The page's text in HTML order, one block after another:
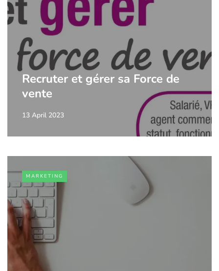
Recruter et gérer sa Force de
vente
13 April 2023
MARKETING